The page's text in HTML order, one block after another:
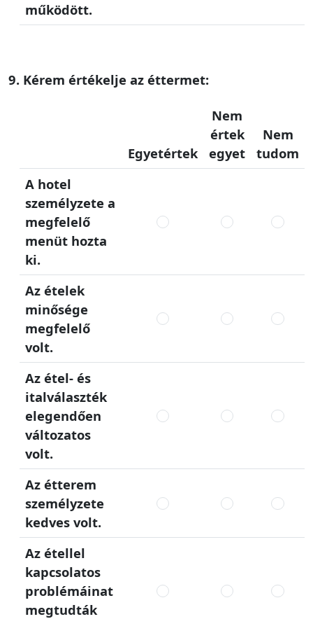
működött.
9. Kérem értékelje az éttermet:
Egyetértek
Nem
értek
egyet
Nem
tudom
A hotel
személyzete a
megfelelő
menüt hozta
ki.
Az ételek
minősége
megfelelő
volt.
Az étel- és
italválaszték
elegendően
változatos
volt.
Az étterem
személyzete
kedves volt.
Az étellel
kapcsolatos
problémáinat
megtudták